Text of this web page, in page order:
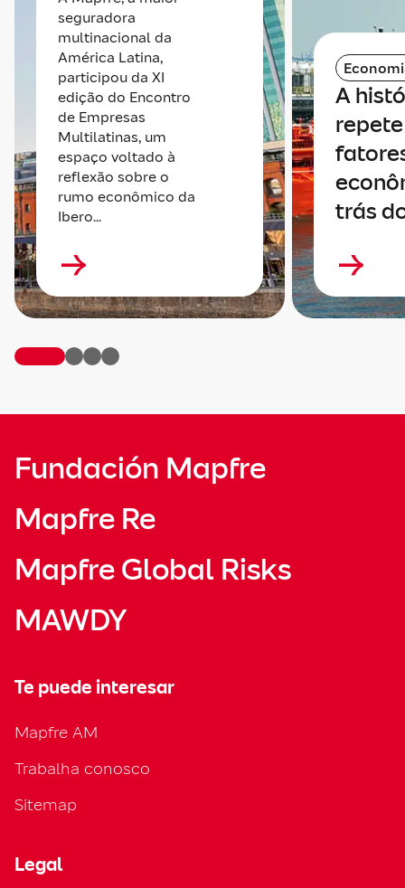
seguradora
multinacional da
América Latina,
participou da XI
edição do Encontro
de Empresas
Multilatinas, um
espaço voltado à
reflexão sobre o
rumo econômico da
Ibero...
A
trás
Fundación Mapfre
Mapfre Re
Mapfre Global Risks
MAWDY
Te puede interesar
Mapfre AM
Trabalha conosco
Sitemap
Legal